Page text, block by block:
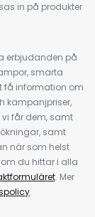
in på produkter
erbjudanden på
smarta
få information om
kampanjpriser,
får dem, samt
samt
när som helst
du hittar i alla
. Mer
.